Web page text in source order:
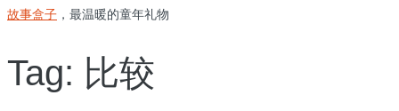
故事盒子 ，最温暖的童年礼物
Tag: 比较